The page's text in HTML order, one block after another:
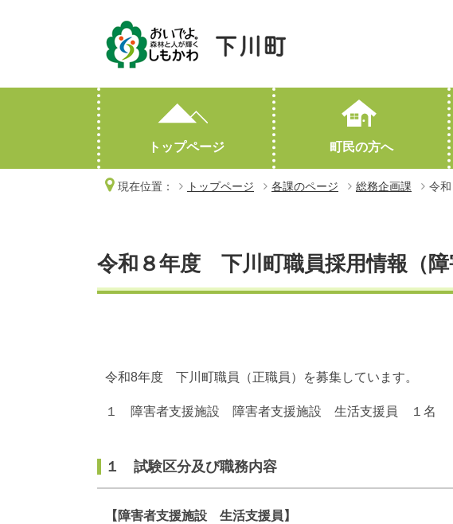
トップページ 町民の方へ
オープンデータ
現在位置： トップページ 各課のページ 総務企画課 令
令和８年度 下川町職員採用情報（障
令和8年度 下川町職員（正職員）を募集しています。
１ 障害者支援施設 障害者支援施設 生活支援員 １名
１ 試験区分及び職務内容
【障害者支援施設 生活支援員】